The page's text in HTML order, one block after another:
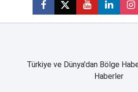
Türkiye ve Dünya'dan Bölge
Haberler